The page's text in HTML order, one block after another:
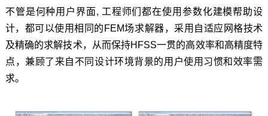
不管是何种用户界面, 工程师们都在使用参数化建模帮助设
计，都可以使用相同的FEM场求解器，采用自适应网格技术
及精确的求解技术，从而保持HFSS一贯的高效率和高精度特
点，兼顾了来自不同设计环境背景的用户使用习惯和效率需
求。